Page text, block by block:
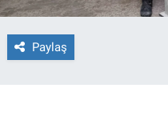
Paylaş